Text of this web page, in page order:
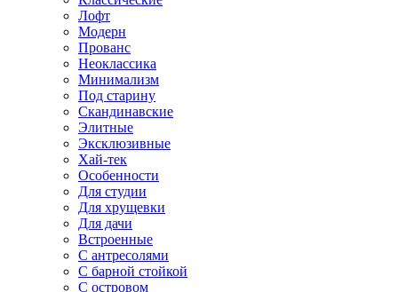
Лофт
Модерн
Прованс
Неоклассика
Минимализм
Под старину
Скандинавские
Элитные
Эксклюзивные
Хай-тек
Особенности
Для студии
Для хрущевки
Для дачи
Встроенные
С антресолями
С барной стойкой
С островом